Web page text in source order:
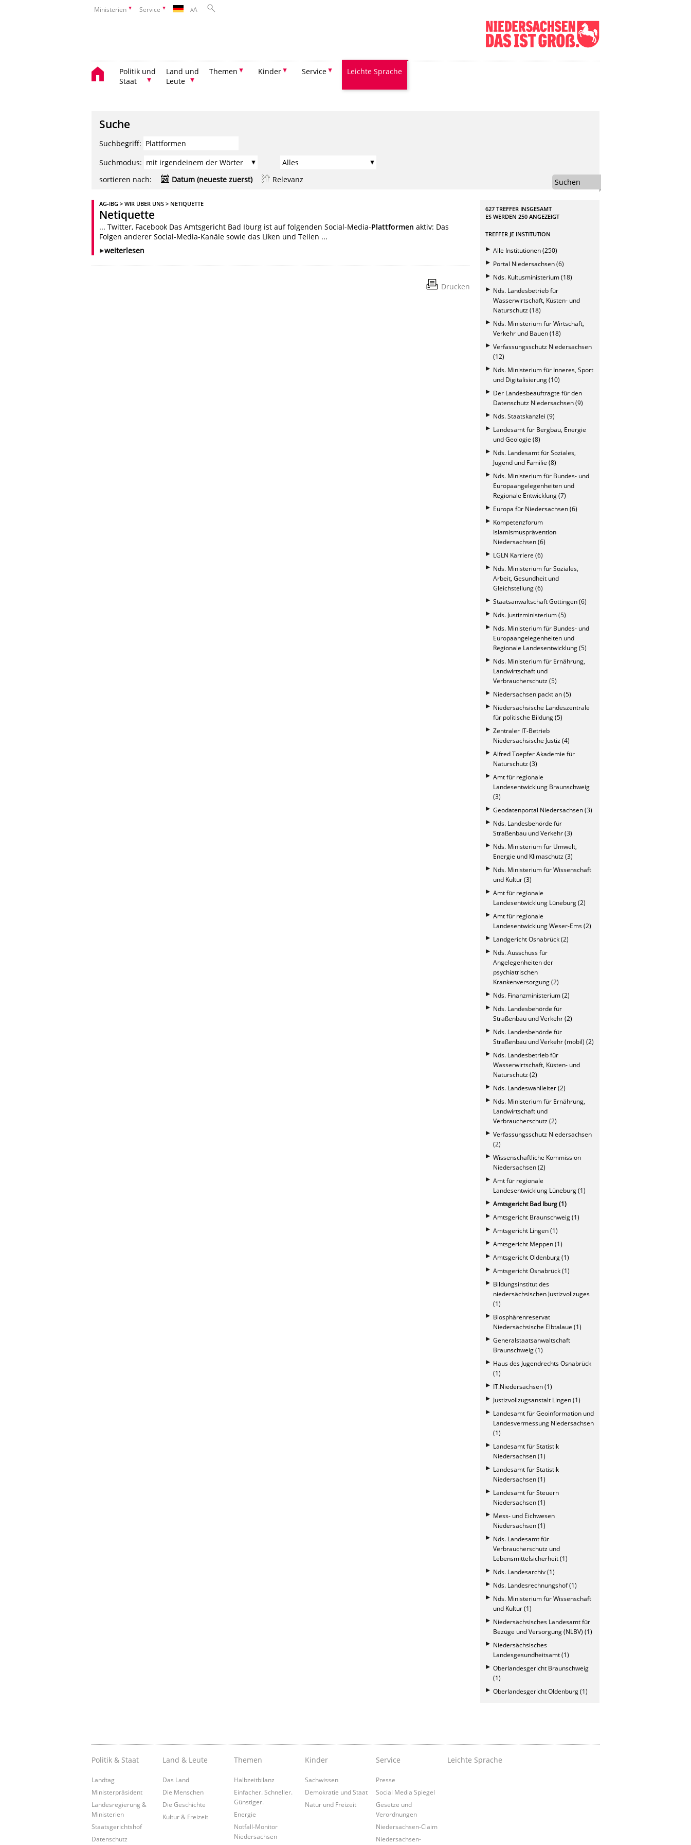
Ministerien Service AA
Politik und
Staat
Land und
Leute
Themen Kinder Service Leichte Sprache
Suche
Suchbegriff:
Suchmodus:
sortieren nach:
Datum (neueste zuerst) Relevanz Suchen
AG-IBG > WIR ÜBER UNS > NETIQUETTE
Netiquette
... Twitter, Facebook Das Amtsgericht Bad Iburg ist auf folgenden Social-Media-Plattformen aktiv: Das
Folgen anderer Social-Media-Kanäle sowie das Liken und Teilen ...
weiterlesen
Drucken
627 TREFFER INSGESAMT
ES WERDEN 250 ANGEZEIGT
TREFFER JE INSTITUTION
Alle Institutionen (250)
Portal Niedersachsen (6)
Nds. Kultusministerium (18)
Nds. Landesbetrieb für
Wasserwirtschaft, Küsten- und
Naturschutz (18)
Nds. Ministerium für Wirtschaft,
Verkehr und Bauen (18)
Verfassungsschutz Niedersachsen
(12)
Nds. Ministerium für Inneres, Sport
und Digitalisierung (10)
Der Landesbeauftragte für den
Datenschutz Niedersachsen (9)
Nds. Staatskanzlei (9)
Landesamt für Bergbau, Energie
und Geologie (8)
Nds. Landesamt für Soziales,
Jugend und Familie (8)
Nds. Ministerium für Bundes- und
Europaangelegenheiten und
Regionale Entwicklung (7)
Europa für Niedersachsen (6)
Kompetenzforum
Islamismusprävention
Niedersachsen (6)
LGLN Karriere (6)
Nds. Ministerium für Soziales,
Arbeit, Gesundheit und
Gleichstellung (6)
Staatsanwaltschaft Göttingen (6)
Nds. Justizministerium (5)
Nds. Ministerium für Bundes- und
Europaangelegenheiten und
Regionale Landesentwicklung (5)
Nds. Ministerium für Ernährung,
Landwirtschaft und
Verbraucherschutz (5)
Niedersachsen packt an (5)
Niedersächsische Landeszentrale
für politische Bildung (5)
Zentraler IT-Betrieb
Niedersächsische Justiz (4)
Alfred Toepfer Akademie für
Naturschutz (3)
Amt für regionale
Landesentwicklung Braunschweig
(3)
Geodatenportal Niedersachsen (3)
Nds. Landesbehörde für
Straßenbau und Verkehr (3)
Nds. Ministerium für Umwelt,
Energie und Klimaschutz (3)
Nds. Ministerium für Wissenschaft
und Kultur (3)
Amt für regionale
Landesentwicklung Lüneburg (2)
Amt für regionale
Landesentwicklung Weser-Ems (2)
Landgericht Osnabrück (2)
Nds. Ausschuss für
Angelegenheiten der
psychiatrischen
Krankenversorgung (2)
Nds. Finanzministerium (2)
Nds. Landesbehörde für
Straßenbau und Verkehr (2)
Nds. Landesbehörde für
Straßenbau und Verkehr (mobil) (2)
Nds. Landesbetrieb für
Wasserwirtschaft, Küsten- und
Naturschutz (2)
Nds. Landeswahlleiter (2)
Nds. Ministerium für Ernährung,
Landwirtschaft und
Verbraucherschutz (2)
Verfassungsschutz Niedersachsen
(2)
Wissenschaftliche Kommission
Niedersachsen (2)
Amt für regionale
Landesentwicklung Lüneburg (1)
Amtsgericht Bad Iburg (1)
Amtsgericht Braunschweig (1)
Amtsgericht Lingen (1)
Amtsgericht Meppen (1)
Amtsgericht Oldenburg (1)
Amtsgericht Osnabrück (1)
Bildungsinstitut des
niedersächsischen Justizvollzuges
(1)
Biosphärenreservat
Niedersächsische Elbtalaue (1)
Generalstaatsanwaltschaft
Braunschweig (1)
Haus des Jugendrechts Osnabrück
(1)
IT.Niedersachsen (1)
Justizvollzugsanstalt Lingen (1)
Landesamt für Geoinformation und
Landesvermessung Niedersachsen
(1)
Landesamt für Statistik
Niedersachsen (1)
Landesamt für Statistik
Niedersachsen (1)
Landesamt für Steuern
Niedersachsen (1)
Mess- und Eichwesen
Niedersachsen (1)
Nds. Landesamt für
Verbraucherschutz und
Lebensmittelsicherheit (1)
Nds. Landesarchiv (1)
Nds. Landesrechnungshof (1)
Nds. Ministerium für Wissenschaft
und Kultur (1)
Niedersächsisches Landesamt für
Bezüge und Versorgung (NLBV) (1)
Niedersächsisches
Landesgesundheitsamt (1)
Oberlandesgericht Braunschweig
(1)
Oberlandesgericht Oldenburg (1)
Politik & Staat
Landtag
Ministerpräsident
Landesregierung &
Ministerien
Staatsgerichtshof
Datenschutz
Land & Leute
Das Land
Die Menschen
Die Geschichte
Kultur & Freizeit
Themen
Halbzeitbilanz
Einfacher. Schneller.
Günstiger.
Energie
Notfall-Monitor
Niedersachsen
Kinder
Sachwissen
Demokratie und Staat
Natur und Freizeit
Service
Presse
Social Media Spiegel
Gesetze und
Verordnungen
Niedersachsen-Claim
Niedersachsen-
Leichte Sprache